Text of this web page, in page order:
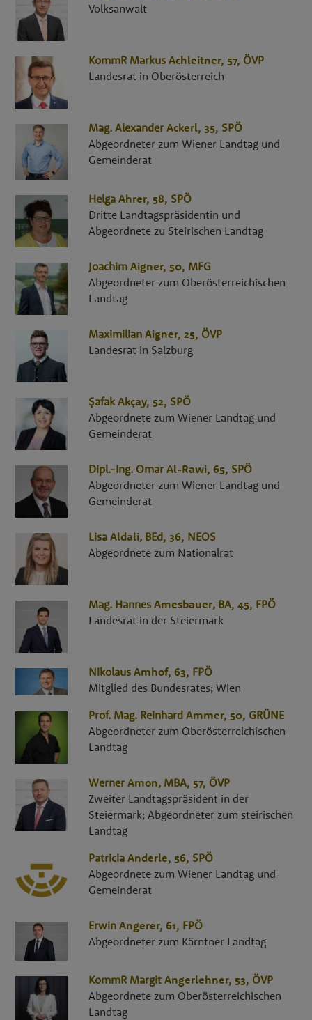
Volksanwalt
KommR Markus Achleitner, 57, ÖVP
Landesrat in Oberösterreich
Mag. Alexander Ackerl, 35, SPÖ
Abgeordneter zum Wiener Landtag und
Gemeinderat
Helga Ahrer, 58, SPÖ
Dritte Landtagspräsidentin und
Abgeordnete zu Steirischen Landtag
Joachim Aigner, 50, MFG
Abgeordneter zum Oberösterreichischen
Landtag
Maximilian Aigner, 25, ÖVP
Landesrat in Salzburg
Şafak Akçay, 52, SPÖ
Abgeordnete zum Wiener Landtag und
Gemeinderat
Dipl.-Ing. Omar Al-Rawi, 65, SPÖ
Abgeordneter zum Wiener Landtag und
Gemeinderat
Lisa Aldali, BEd, 36, NEOS
Abgeordnete zum Nationalrat
Mag. Hannes Amesbauer, BA, 45, FPÖ
Landesrat in der Steiermark
Nikolaus Amhof, 63, FPÖ
Mitglied des Bundesrates; Wien
Prof. Mag. Reinhard Ammer, 50, GRÜNE
Abgeordneter zum Oberösterreichischen
Landtag
Werner Amon, MBA, 57, ÖVP
Zweiter Landtagspräsident in der
Steiermark; Abgeordneter zum steirischen
Landtag
Patricia Anderle, 56, SPÖ
Abgeordnete zum Wiener Landtag und
Gemeinderat
Erwin Angerer, 61, FPÖ
Abgeordneter zum Kärntner Landtag
KommR Margit Angerlehner, 53, ÖVP
Abgeordnete zum Oberösterreichischen
Landtag